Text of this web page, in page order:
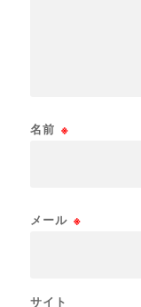
名前 ※
メール ※
サイト